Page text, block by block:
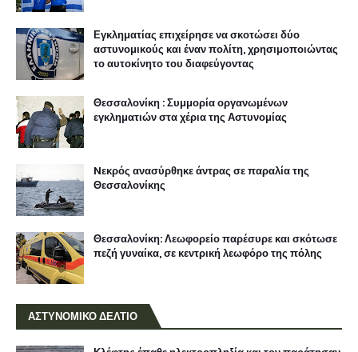
Εγκληματίας επιχείρησε να σκοτώσει δύο
αστυνομικούς και έναν πολίτη, χρησιμοποιώντας
το αυτοκίνητο του διαφεύγοντας
Θεσσαλονίκη : Συμμορία οργανωμένων
εγκληματιών στα χέρια της Αστυνομίας
Nεκρός ανασύρθηκε άντρας σε παραλία της
Θεσσαλονίκης
Θεσσαλονίκη: Λεωφορείο παρέσυρε και σκότωσε
πεζή γυναίκα, σε κεντρική λεωφόρο της πόλης
ΑΣΤΥΝΟΜΙΚΟ ΔΕΛΤΙΟ